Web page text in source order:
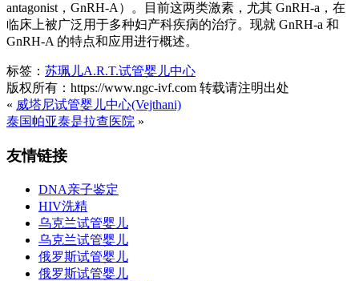
antagonist，GnRH-A）。目前这两类激素，尤其 GnRH-a，在
临床上被广泛用于多种妇产科疾病的治疗。现就 GnRH-a 和
GnRH-A 的特点和应用进行概述。
标签： 苏珮儿A.R.T.试管婴儿中心
版权所有：https://www.ngc-ivf.com 转载请注明出处
« 威塔尼试管婴儿中心(Vejthani)
泰国帕亚泰是拉查医院 »
友情链接
DNA亲子鉴定
HIV洗精
乌克兰试管婴儿
乌克兰试管婴儿
俄罗斯试管婴儿
俄罗斯试管婴儿